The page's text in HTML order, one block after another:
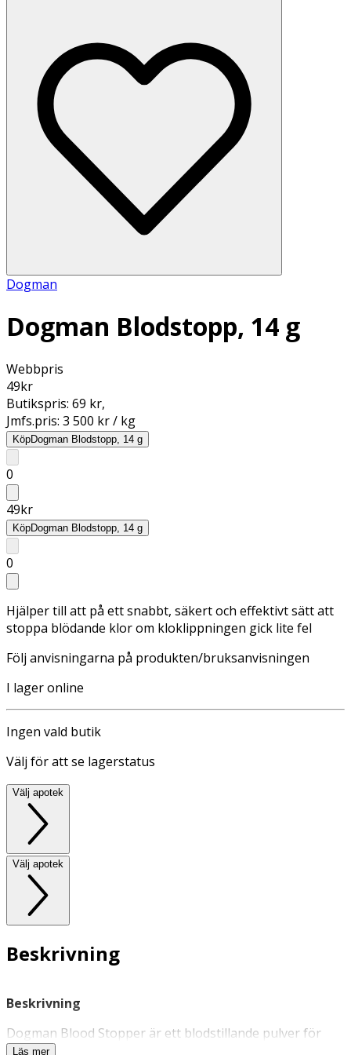
Dogman
Dogman Blodstopp, 14 g
Webbpris
49kr
Butikspris: 69 kr,
Jmfs.pris: 3 500 kr / kg
KöpDogman Blodstopp, 14 g
0
49kr
KöpDogman Blodstopp, 14 g
0
Hjälper till att på ett snabbt, säkert och effektivt sätt att
stoppa blödande klor om kloklippningen gick lite fel
Följ anvisningarna på produkten/bruksanvisningen
I lager online
Ingen vald butik
Välj för att se lagerstatus
Välj apotek
Välj apotek
Beskrivning
Beskrivning
Dogman Blood Stopper är ett blodstillande pulver för
sårvård hos hundar
Läs mer